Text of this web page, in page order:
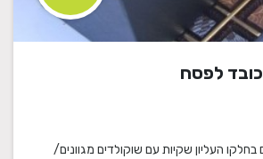
לפסח
בחלקו העליון שקיות עם שוקולדים מגוונים/